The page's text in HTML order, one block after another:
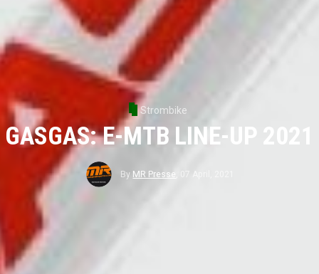
Strombike
GASGAS: E-MTB LINE-UP 2021
By MR Presse 07 April, 2021